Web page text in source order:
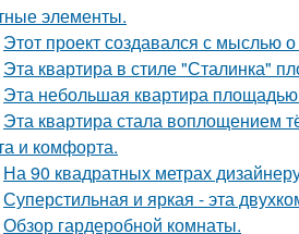
элементы.
Этот проект создавался с мыслью
Эта квартира в стиле "Сталинка"
Эта небольшая квартира площадью
Эта квартира стала воплощением
и комфорта.
На 90 квадратных метрах
Суперстильная и яркая - эта
Обзор гардеробной комнаты.